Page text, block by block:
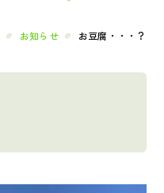
お知らせ お豆腐・・・？